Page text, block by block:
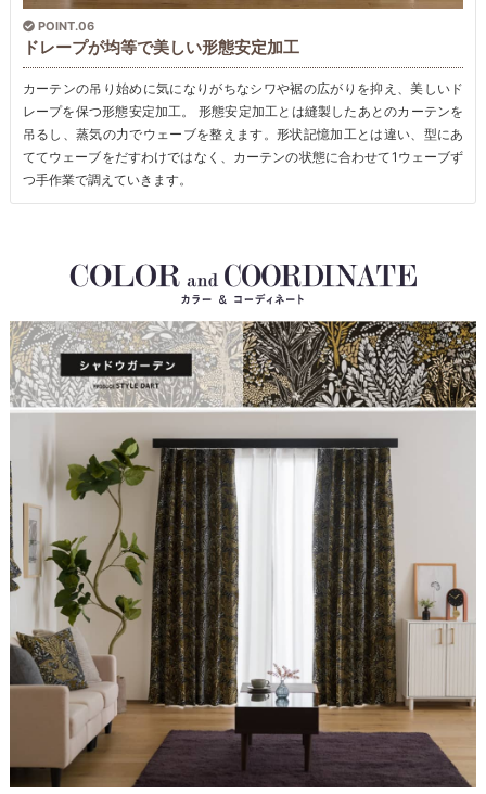
POINT.06
ドレープが均等で美しい形態安定加工
カーテンの吊り始めに気になりがちなシワや裾の広がりを抑え、美しいド
レープを保つ形態安定加工。 形態安定加工とは縫製したあとのカーテンを
吊るし、蒸気の力でウェーブを整えます。形状記憶加工とは違い、型にあ
ててウェーブをだすわけではなく、カーテンの状態に合わせて1ウェーブず
つ手作業で調えていきます。